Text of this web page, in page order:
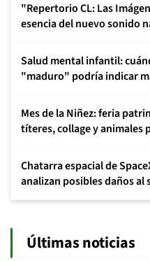
"Repertorio CL: Las
esencia del nuevo sonido
Salud mental infantil:
"maduro" podría indicar
Mes de la Niñez: feria
títeres, collage y animales
Chatarra espacial de
analizan posibles daños
Últimas noticias